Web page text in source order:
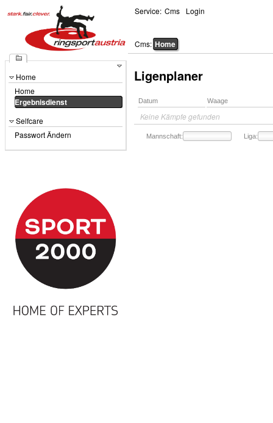
Cms: Home
Service: Cms Login
Home
Home
Ergebnisdienst
Selfcare
Passwort Ändern
Ligenplaner
Datum Waage
Keine Kämpfe gefunden
Mannschaft: Liga: